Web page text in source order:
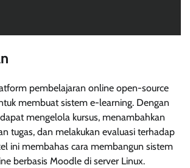
pembelajaran online open-source
membuat sistem e-learning. Dengan
mengelola kursus, menambahkan
tugas, dan melakukan evaluasi terhadap
ini membahas cara membangun sistem
berbasis Moodle di server Linux.